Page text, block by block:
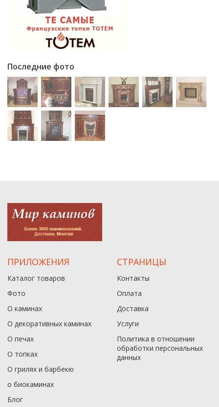
Последние фото
ПРИЛОЖЕНИЯ
Каталог товаров
Фото
О каминах
О декоративных каминах
О печах
О топках
О грилях и барбекю
о биокаминах
Блог
СТРАНИЦЫ
Контакты
Оплата
Доставка
Услуги
Политика в отношении
обработки персональных
данныx